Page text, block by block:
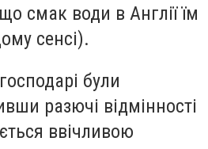
смак води в Англії їм
сенсі).
були
разючі відмінності
ввічливою